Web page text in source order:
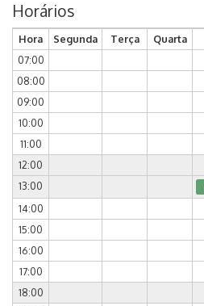
Horários
Hora Segunda Terça Quarta
07:00
08:00
09:00
10:00
11:00
12:00
13:00
14:00
15:00
16:00
17:00
18:00